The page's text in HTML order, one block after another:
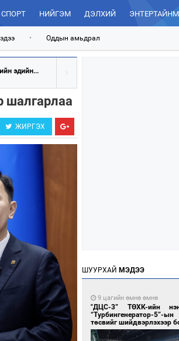
СПОРТ НИЙГЭМ ДЭЛХИЙ
• Оддын амьдрал
эдийн...
шалгарлаа
ЖИРГЭХ
ШУУРХАЙ МЭДЭЭ
9 цагийн өмнө өмнө
"ДЦС-3” ТӨХК-ийн
“Турбингенератор-
төсвийг шийдвэрлэхээр